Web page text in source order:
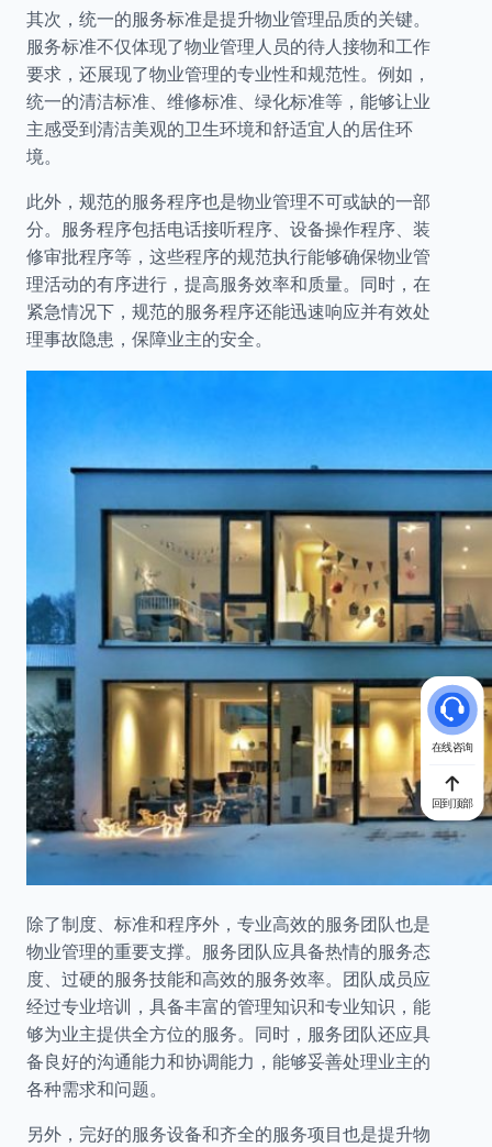
其次，统一的服务标准是提升物业管理品质的关键。
服务标准不仅体现了物业管理人员的待人接物和工作
要求，还展现了物业管理的专业性和规范性。例如，
统一的清洁标准、维修标准、绿化标准等，能够让业
主感受到清洁美观的卫生环境和舒适宜人的居住环
境。
此外，规范的服务程序也是物业管理不可或缺的一部
分。服务程序包括电话接听程序、设备操作程序、装
修审批程序等，这些程序的规范执行能够确保物业管
理活动的有序进行，提高服务效率和质量。同时，在
紧急情况下，规范的服务程序还能迅速响应并有效处
理事故隐患，保障业主的安全。
除了制度、标准和程序外，专业高效的服务团队也是
物业管理的重要支撑。服务团队应具备热情的服务态
度、过硬的服务技能和高效的服务效率。团队成员应
经过专业培训，具备丰富的管理知识和专业知识，能
够为业主提供全方位的服务。同时，服务团队还应具
备良好的沟通能力和协调能力，能够妥善处理业主的
各种需求和问题。
另外，完好的服务设备和齐全的服务项目也是提升物
在线咨询
回到顶部